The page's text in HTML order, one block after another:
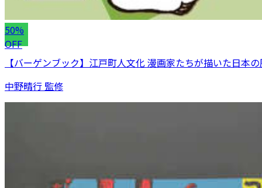
50%
OFF
【バーゲンブック】江戸町人文化 漫画家たちが描いた日本
中野晴行 監修